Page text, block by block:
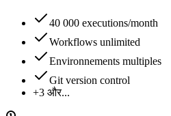
40 000 executions/month
Workflows unlimited
Environnements multiples
Git version control
+3 और...